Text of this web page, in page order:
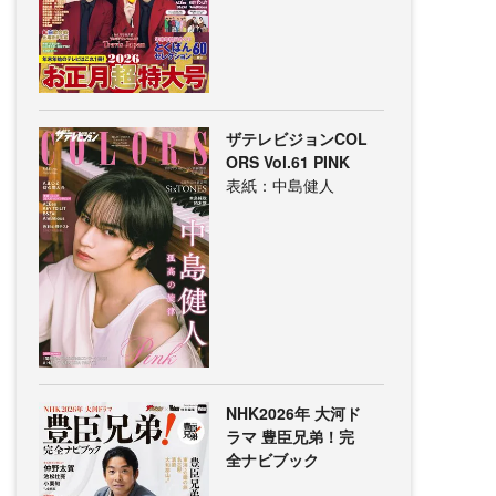
ザテレビジョンCOL
ORS Vol.61 PINK
表紙：中島健人
NHK2026年 大河ド
ラマ 豊臣兄弟！完
全ナビブック